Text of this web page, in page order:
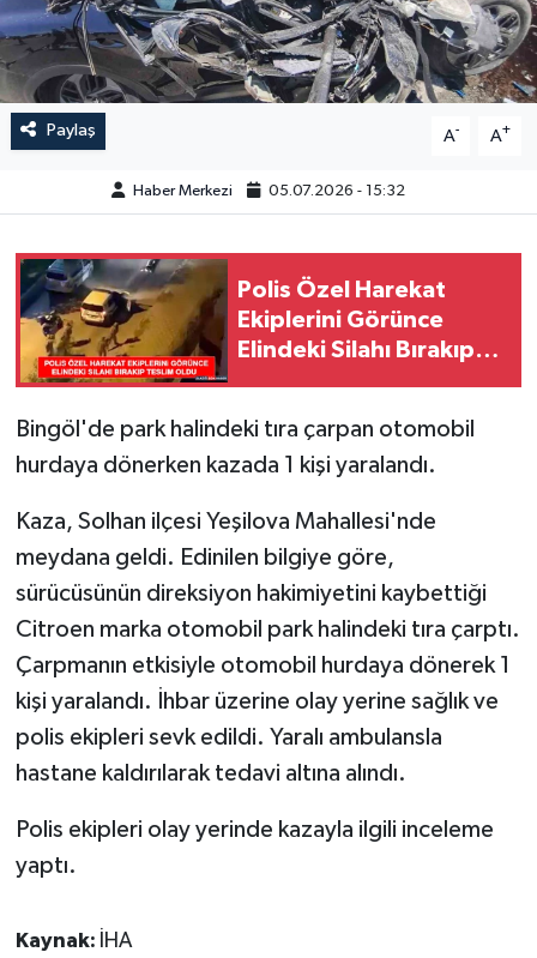
Paylaş A- A+
Haber Merkezi 05.07.2026 - 15:32
Polis Özel Harekat
Ekiplerini Görünce
Elindeki Silahı Bırakıp
Bingöl'de park halindeki tıra çarpan otomobil
hurdaya dönerken kazada 1 kişi yaralandı.
Kaza, Solhan ilçesi Yeşilova Mahallesi'nde
meydana geldi. Edinilen bilgiye göre,
sürücüsünün direksiyon hakimiyetini kaybettiği
Citroen marka otomobil park halindeki tıra çarptı.
Çarpmanın etkisiyle otomobil hurdaya dönerek 1
kişi yaralandı. İhbar üzerine olay yerine sağlık ve
polis ekipleri sevk edildi. Yaralı ambulansla
hastane kaldırılarak tedavi altına alındı.
Polis ekipleri olay yerinde kazayla ilgili inceleme
yaptı.
Kaynak: İHA
KÜLTÜR-SANAT
MAGAZİN
MEDYA
ÖZEL HABER
POLİTİKA
SAĞLIK
SİYASET
SPOR
TEKNOLOJİ